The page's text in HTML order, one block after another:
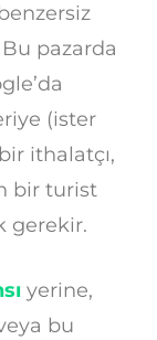
pazarda
(ister
ithalatçı,
bir turist
gerekir.
yerine,
bu